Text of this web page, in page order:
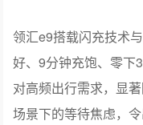
领汇e9搭载闪充技术
好、9分钟充饱、零下
对高频出行需求，显
场景下的等待焦虑，